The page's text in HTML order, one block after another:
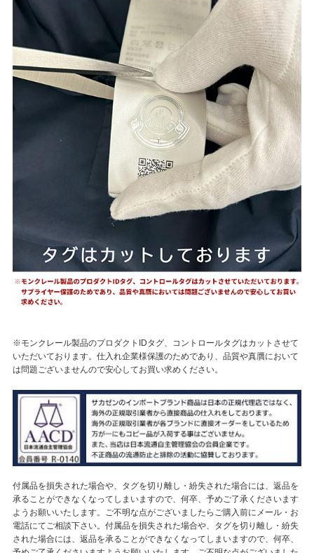
※モンクレール製品のプロダクトIDタグ、コントロールタグはカットさせて
いただいております。仕入れ企業様保護のためであり、品質や真贋において
は問題ございませんので安心してお買い求めください。
付属品を損失された場合や、タグを切り離し・紛失された場合には、返品を
承ることができなくなってしまいますので、何卒、予めご了承くださいます
ようお願いいたします。ご不明な点がございましたらご購入前にメール・お
電話にてご相談下さい。付属品を損失された場合や、タグを切り離し・紛失
された場合には、返品を承ることができなくなってしまいますので、何卒、